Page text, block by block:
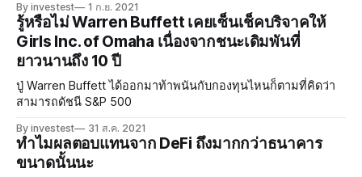
By investest 1 ก.ย. 2021
รู้หรือไม่ Warren Buffett เคยเซ็นเช็คบริจาคให้
Girls Inc. of Omaha เนื่องจากชนะเดิมพันที่
ยาวนานถึง 10 ปี
ปู่ Warren Buffett ได้ออกมาท้าพนันกับกองทุนไหนก็ตามที่คิดว่า
สามารถดัชนี S&P 500
By investest 31 ส.ค. 2021
ทำไมผลตอบแทนจาก DeFi ถึงมากกว่าธนาคาร
ขนาดนั้นนะ